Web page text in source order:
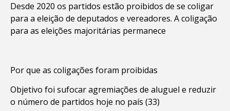
Desde 2020 os partidos estão proibidos de se coligar
para a eleição de deputados e vereadores. A coligação
para as eleições majoritárias permanece
Por que as coligações foram proibidas
Objetivo foi sufocar agremiações de aluguel e reduzir
o número de partidos hoje no país (33)